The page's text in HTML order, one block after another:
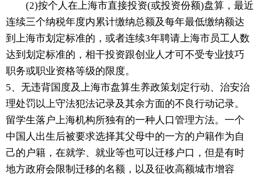
(2)按个人在上海市直接投资(或投资份额)盘算，最近
连续三个纳税年度内累计缴纳总额及每年最低缴纳额达
到上海市划定标准的，或者连续3年聘请上海市员工人数
达到划定标准的，相干投资跟创业人才可不受专业技巧
职务或职业资格等级的限度。
5、无违背国度及上海市盘算生养政策划定行动、治安治
理处罚以上守法犯法记录及其余方面的不良行动记录。
留学生落户上海机构所独有的一种人口管理方法。一个
中国人出生后被要求选择其父母中的一方的户籍作为自
己的户籍，在就学、就业等也可以迁移户口，但是有时
地方政府会限制迁移的名额，以及征收高额城市增容